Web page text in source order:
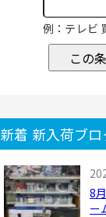
例：テレビ
この
新着 新入荷ブロ
8
ー